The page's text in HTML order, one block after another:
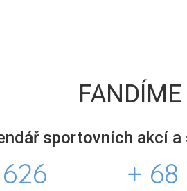
sportovních akcí
+